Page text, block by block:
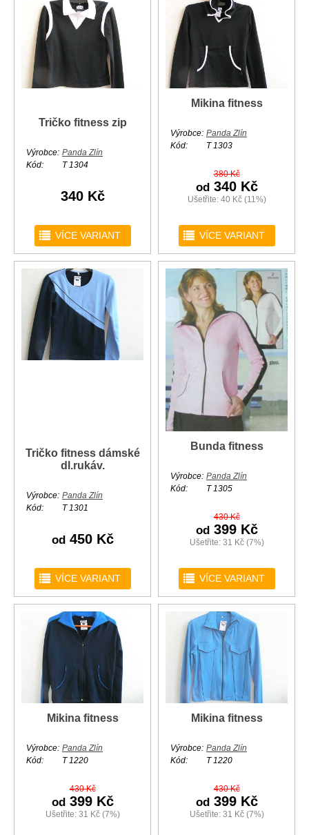
Tričko fitness zip
Výrobce: Panda Zlín
Kód:
T 1304
340 Kč
r VÍCE VARIANT
Mikina fitness
Výrobce: Panda Zlín
Kód:
T 1303
380 Kč
od340 Kč
Ušetřite: 40 Kč (11%)
r VÍCE VARIANT
Tričko fitness dámské
dl.rukáv.
Výrobce: Panda Zlín
Kód:
T 1301
od450 Kč
r VÍCE VARIANT
Bunda fitness
Výrobce: Panda Zlín
Kód:
T 1305
430 Kč
od399 Kč
Ušetřite: 31 Kč (7%)
r VÍCE VARIANT
Mikina fitness
Výrobce: Panda Zlín
Kód:
T 1220
430 Kč
od399 Kč
Ušetřite: 31 Kč (7%)
Mikina fitness
Výrobce: Panda Zlín
Kód:
T 1220
430 Kč
od399 Kč
Ušetřite: 31 Kč (7%)